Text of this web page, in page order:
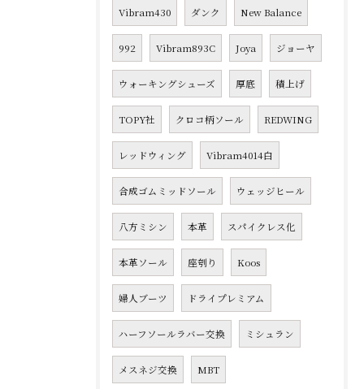
Vibram430 ダンク New Balance
992 Vibram893C Joya ジョーヤ
ウォーキングシューズ 厚底 積上げ
TOPY社 クロコ柄ソール REDWING
レッドウィング Vibram4014白
合成ゴムミッドソール ウェッジヒール
八方ミシン 本革 スパイクレス化
本革ソール 座刳り Koos
婦人ブーツ ドライプレミアム
ハーフソールラバー交換 ミシュラン
メスネジ交換 MBT